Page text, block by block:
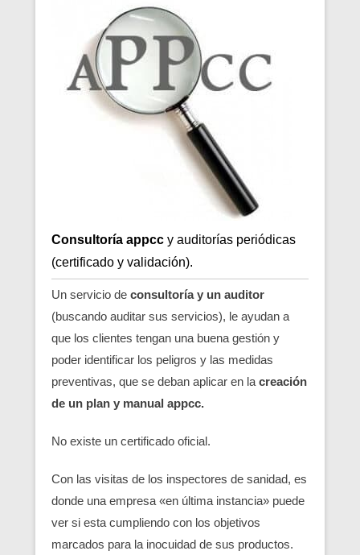
Consultoría appcc y auditorías periódicas
(certificado y validación).
Un servicio de consultoría y un auditor
(buscando auditar sus servicios), le ayudan a
que los clientes tengan una buena gestión y
poder identificar los peligros y las medidas
preventivas, que se deban aplicar en la creación
de un plan y manual appcc.
No existe un certificado oficial.
Con las visitas de los inspectores de sanidad, es
donde una empresa «en última instancia» puede
ver si esta cumpliendo con los objetivos
marcados para la inocuidad de sus productos.